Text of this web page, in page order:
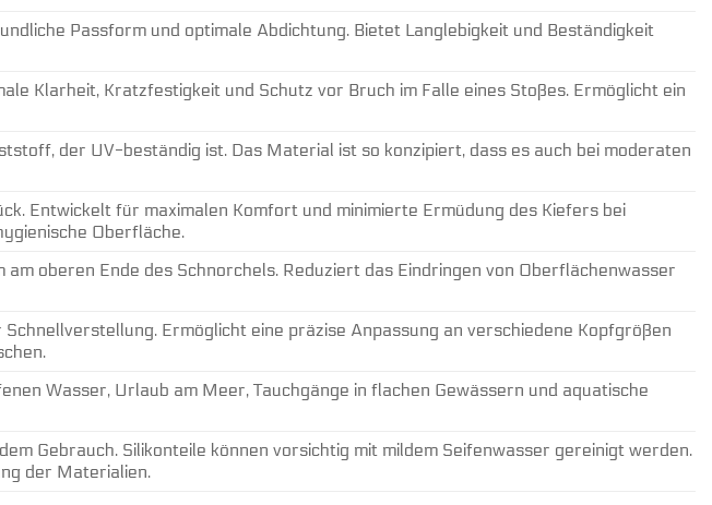
Passform und optimale Abdichtung. Bietet Langlebigkeit und Beständigkeit
Klarheit, Kratzfestigkeit und Schutz vor Bruch im Falle eines Stoßes. Ermöglicht ein
der UV-beständig ist. Das Material ist so konzipiert, dass es auch bei moderaten
Entwickelt für maximalen Komfort und minimierte Ermüdung des Kiefers bei
Oberfläche.
oberen Ende des Schnorchels. Reduziert das Eindringen von Oberflächenwasser
Ermöglicht eine präzise Anpassung an verschiedene Kopfgrößen
Wasser, Urlaub am Meer, Tauchgänge in flachen Gewässern und aquatische
Gebrauch. Silikonteile können vorsichtig mit mildem Seifenwasser gereinigt werden.
der Materialien.